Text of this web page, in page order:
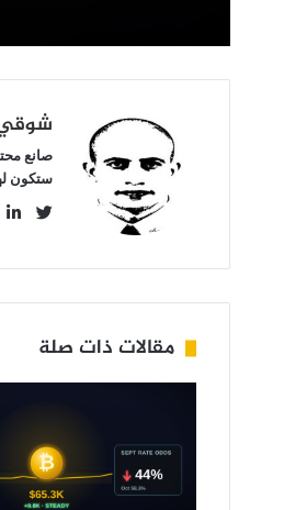
صانع
ستكون
مقالات ذات صلة